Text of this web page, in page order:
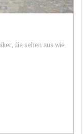
die sehen aus wie